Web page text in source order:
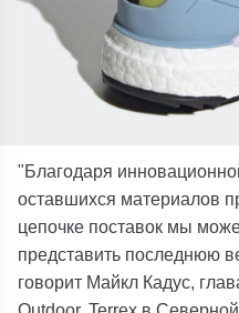
"Благодаря
оставшихся материалов
цепочке поставок мы
представить последнюю
говорит Майкл Кадус,